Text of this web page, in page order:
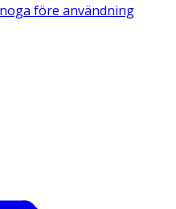
före användning